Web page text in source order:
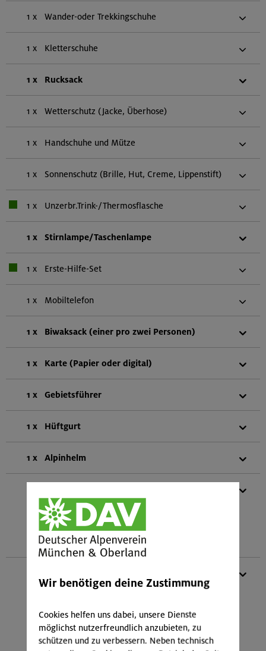
1 x Wander-oder Trekkingschuhe
1 x Kletterschuhe
1 x Rucksack
1 x Wetterschutz (Jacke, Überhose)
1 x Handschuhe und Mütze
1 x Sonnenschutz (Brille, Hut, Creme, Lippenstift)
1 x Unzerbr.Trink-/Thermosflasche
1 x Stirnlampe/Taschenlampe
1 x Erste-Hilfe-Set
1 x Mobiltelefon
1 x Biwaksack (einer pro zwei Personen)
1 x Karte (Papier oder digital)
1 x Gebietsführer
1 x Hüftgurt
1 x Alpinhelm
(bestehend aus:
5 Klemmkeilen mit verschiedenen Größen
1 Klemmkeilentferner
1 Karabiner)
(bestehend aus:
Plattenfunktion
4 HMS-Schraubkarabiner
1 HMS-SafeBiner
Wir benötigen deine Zustimmung
Cookies helfen uns dabei, unsere Dienste
möglichst nutzerfreundlich anzubieten, zu
schützen und zu verbessern. Neben technisch